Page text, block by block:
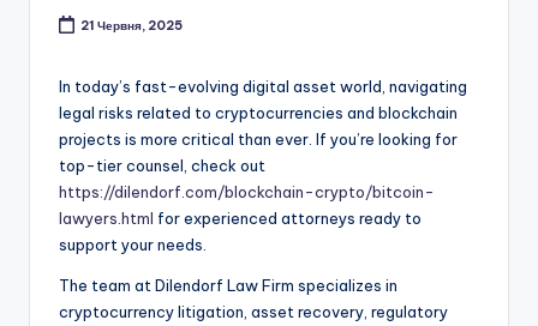
21 Червня, 2025
In today’s fast-evolving digital asset world, navigating
legal risks related to cryptocurrencies and blockchain
projects is more critical than ever. If you’re looking for
top-tier counsel, check out
https://dilendorf.com/blockchain-crypto/bitcoin-
lawyers.html for experienced attorneys ready to
support your needs.
The team at Dilendorf Law Firm specializes in
cryptocurrency litigation, asset recovery, regulatory